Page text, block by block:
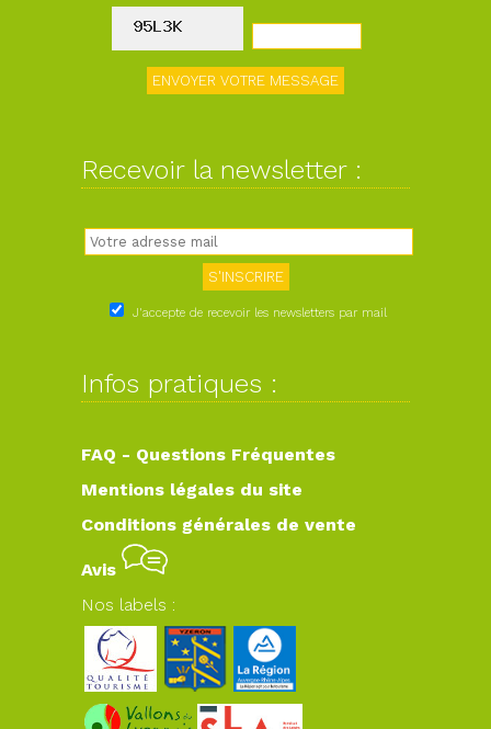
Recevoir la newsletter :
J'accepte de recevoir les newsletters par mail
Infos pratiques :
FAQ - Questions Fréquentes
Mentions légales du site
Conditions générales de vente
Avis
Nos labels :